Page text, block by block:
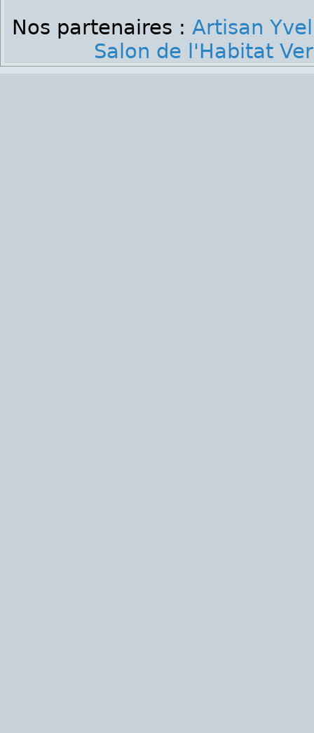
Nos partenaires : Artisan
Salon de l'Habitat